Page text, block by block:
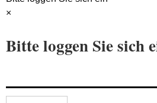
×
Bitte loggen Sie sich